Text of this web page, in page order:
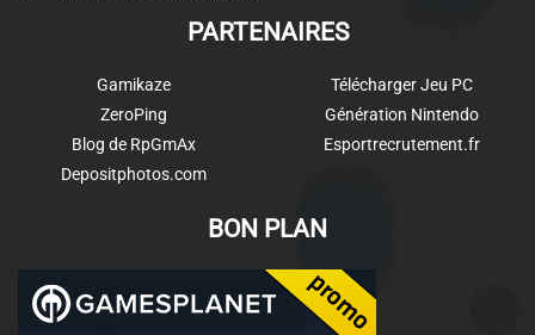
PARTENAIRES
Gamikaze
ZeroPing
Blog de RpGmAx
Depositphotos.com
Télécharger Jeu PC
Génération Nintendo
Esportrecrutement.fr
BON PLAN